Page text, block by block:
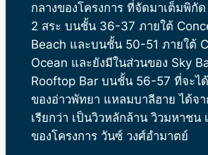
กลางของโครงการ ที่จัดมาเต็มพิกั
2 สระ บนชั้น 36-37 ภายใต้
Beach และบนชั้น 50-51 ภายใต้
Ocean และยังมีในส่วนของ Sky
Rooftop Bar บนชั้น 56-57 ที่จะไ
ของอ่าวพัทยา แหลมบาลีฮาย ได้จ
เรียกว่า เป็นวิวหลักล้าน วิวมหาชน
ของโครงการ วันซ์ วงศ์อำมาตย์